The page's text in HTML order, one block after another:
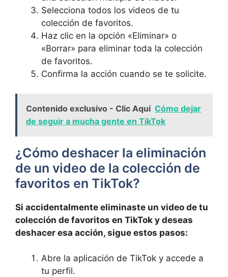
Selecciona todos los‍ videos‌ de tu
colección de ‌favoritos.
Haz clic en la opción «Eliminar» o
«Borrar» para eliminar toda la colección
de favoritos.
Confirma la acción cuando se te solicite.
Contenido exclusivo - Clic Aquí Cómo dejar
de seguir a mucha gente en TikTok
¿Cómo deshacer la eliminación
de un video de la colección de
favoritos en TikTok?
Si ⁣accidentalmente eliminaste un ⁢video de tu
colección ⁢de favoritos en TikTok y deseas
deshacer esa acción, sigue estos pasos:
Abre la​ aplicación de TikTok y accede a
tu perfil.